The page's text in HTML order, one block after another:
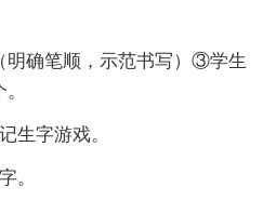
确笔顺，示范书写）③学生
生字游戏。
。